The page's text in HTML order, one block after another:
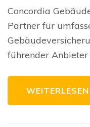
Concordia
Partner für
führender Anbieter
WEITERLESEN